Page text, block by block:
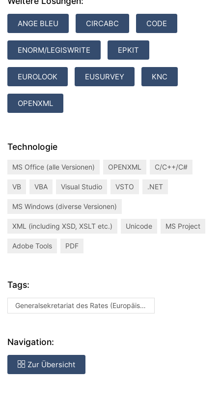
ANGE BLEU CIRCABC CODE
ENORM/LEGISWRITE EPKIT
EUROLOOK EUSURVEY KNC
OPENXML
Technologie
MS Office (alle Versionen) OPENXML C/C++/C#
VB VBA Visual Studio VSTO .NET
MS Windows (diverse Versionen)
XML (including XSD, XSLT etc.) Unicode MS Project
Adobe Tools PDF
Tags:
Generalsekretariat des Rates (Europäischer Rat / Rat der Europäischen Union)
Navigation:
Zur Übersicht